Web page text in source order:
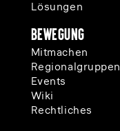
Lösungen
Bewegung
Mitmachen
Regionalgruppen
Events
Wiki
Rechtliches